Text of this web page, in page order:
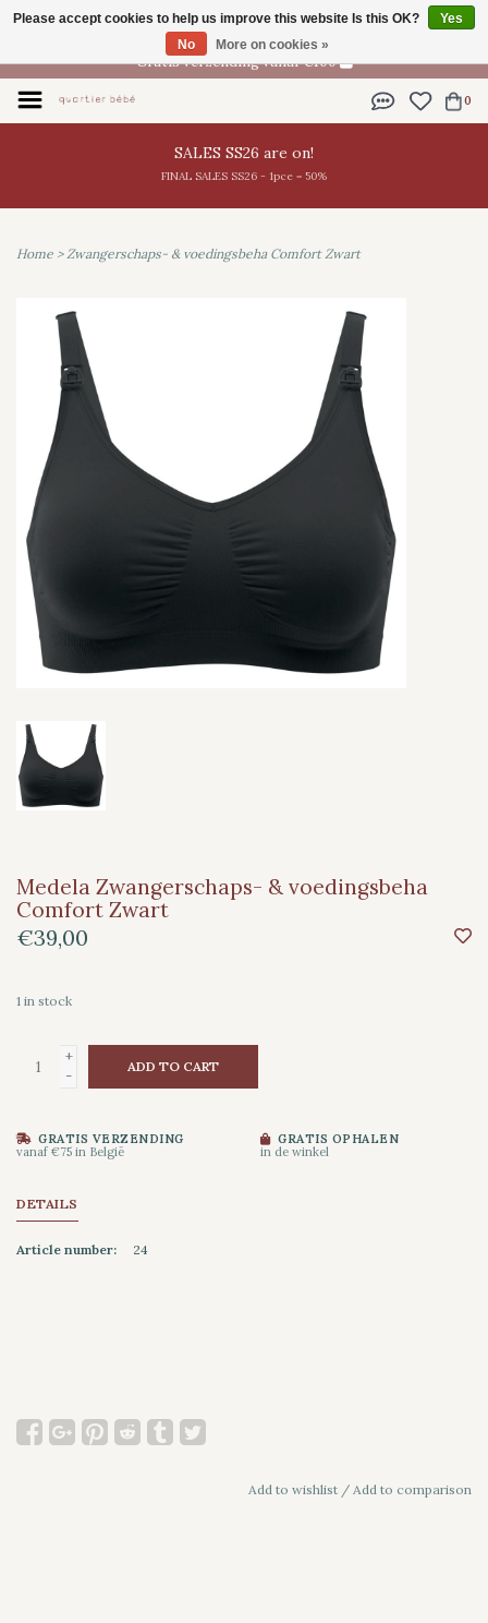
EN
Gratis verzending vanaf €100
0
SALES SS26 are on!
FINAL SALES SS26 - 1pce = 50%
Home >Zwangerschaps- & voedingsbeha Comfort Zwart
Medela Zwangerschaps- & voedingsbeha
Comfort Zwart
€39,00
1 in stock
+
-
ADD TO CART
GRATIS VERZENDING
vanaf €75 in België
GRATIS OPHALEN
in de winkel
DETAILS
Article number: 24
Add to wishlist / Add to comparison
Please accept cookies to help us improve this website Is this OK?
Yes
No
More on cookies »